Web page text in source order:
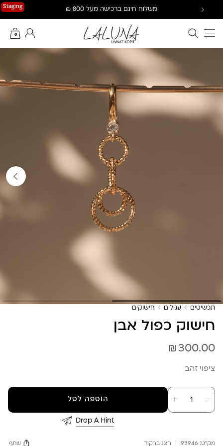
Staging משלוח חינם ברכישה מעל 800 ₪
חיפוש באתר
0
החשבון שלי
תכשיטים עגילים חישוקים
חישוק כפול אבן
₪300.00
ציפוי זהב
－
כמות
של
חישוק
＋ הוספה לסל
Drop A Hint
מק"ט: 93946 הצג ברקוד שתף